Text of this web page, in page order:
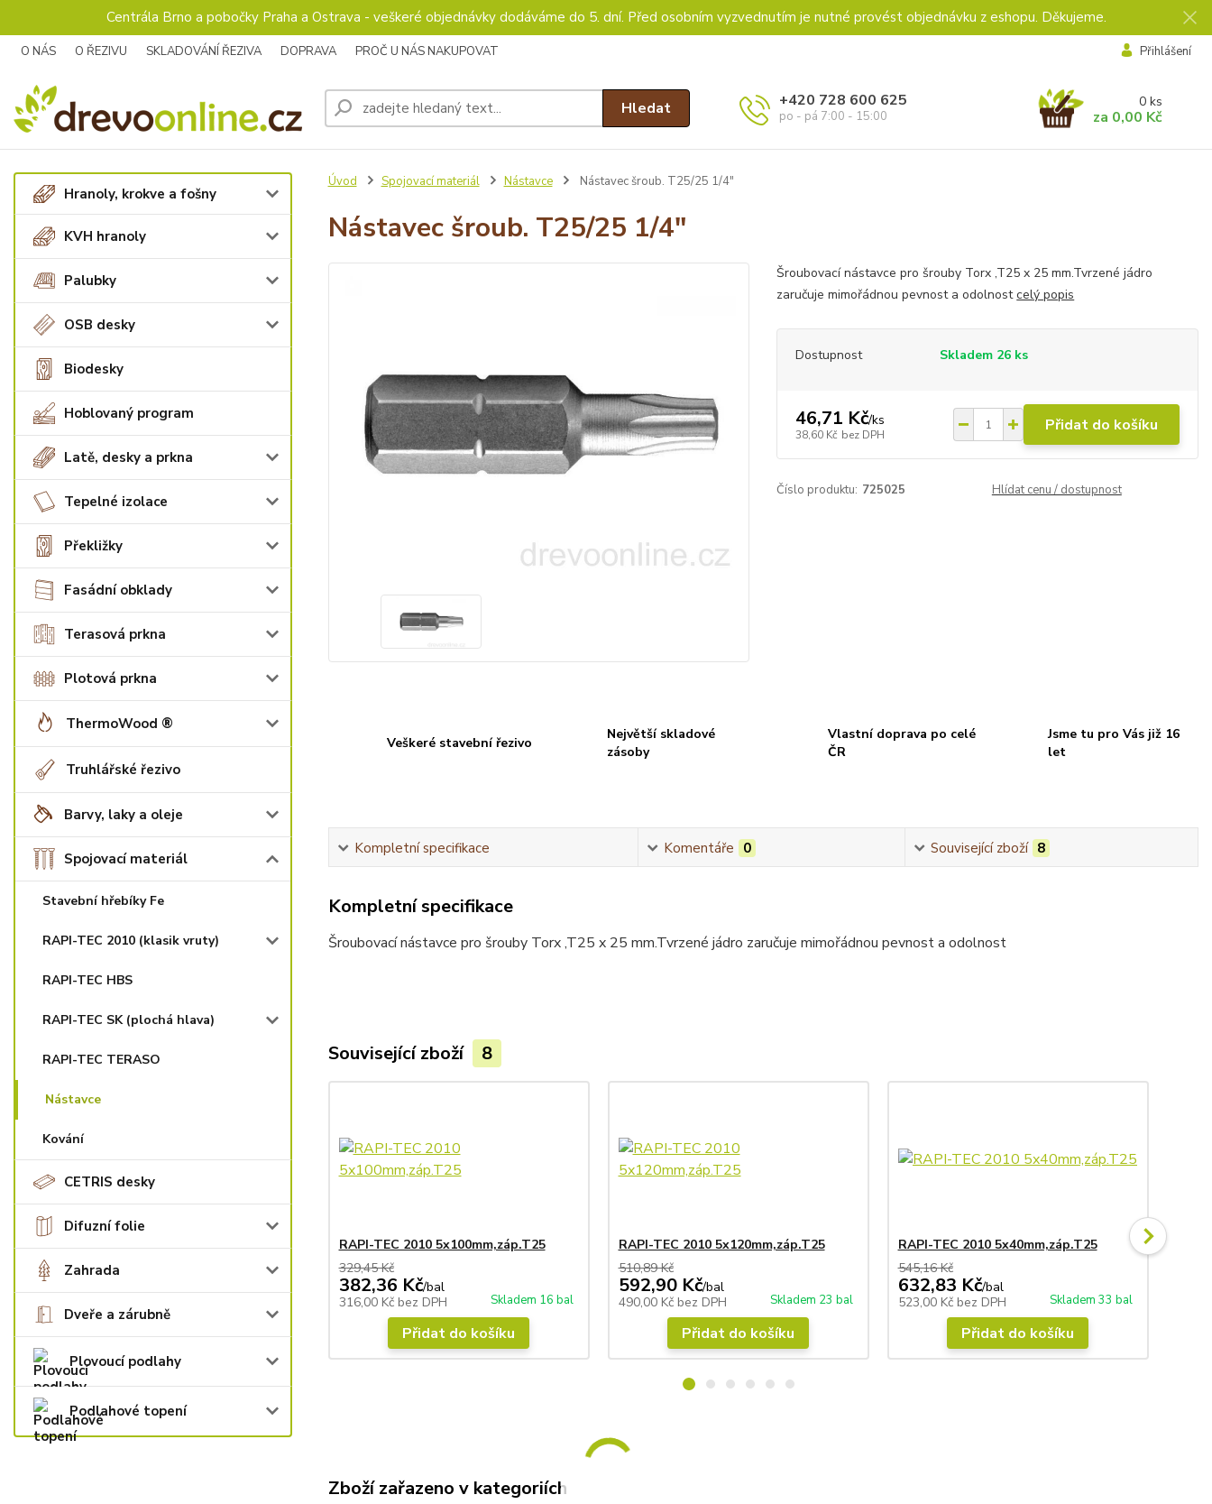
Centrála Brno a pobočky Praha a Ostrava - veškeré objednávky dodáváme do 5. dní. Před osobním vyzvednutím je nutné provést objednávku z eshopu. Děkujeme.
O NÁS O ŘEZIVU SKLADOVÁNÍ ŘEZIVA DOPRAVA PROČ U NÁS NAKUPOVAT Přihlášení
Hledat +420 728 600 625
po - pá 7:00 - 15:00
0 ks
za 0,00 Kč
Hranoly, krokve a fošny
KVH hranoly
Palubky
OSB desky
Biodesky
Hoblovaný program
Latě, desky a prkna
Tepelné izolace
Překližky
Fasádní obklady
Terasová prkna
Plotová prkna
ThermoWood ®
Truhlářské řezivo
Barvy, laky a oleje
Spojovací materiál
Stavební hřebíky Fe
RAPI-TEC 2010 (klasik vruty)
RAPI-TEC HBS
RAPI-TEC SK (plochá hlava)
RAPI-TEC TERASO
Nástavce
Kování
CETRIS desky
Difuzní folie
Zahrada
Dveře a zárubně
Plovoucí podlahy
Podlahové topení
Úvod Spojovací materiál Nástavce Nástavec šroub. T25/25 1/4"
Nástavec šroub. T25/25 1/4"
Šroubovací nástavce pro šrouby Torx ,T25 x 25 mm.Tvrzené jádro
zaručuje mimořádnou pevnost a odolnostcelý popis
Dostupnost Skladem 26 ks
46,71 Kč/ks
38,60 Kč bez DPH Přidat do košíku
Číslo produktu: 725025 Hlídat cenu / dostupnost
Veškeré stavební řezivo
Největší skladové
zásoby
Vlastní doprava po celé
ČR
Jsme tu pro Vás již 16
let
Kompletní specifikace Komentáře 0 Související zboží 8
Kompletní specifikace
Šroubovací nástavce pro šrouby Torx ,T25 x 25 mm.Tvrzené jádro zaručuje mimořádnou pevnost a odolnost
Související zboží 8
RAPI-TEC 2010 5x100mm,záp.T25
329,45 Kč
382,36 Kč/bal
316,00 Kč bez DPH Skladem 16 bal
Přidat do košíku
RAPI-TEC 2010 5x120mm,záp.T25
510,89 Kč
592,90 Kč/bal
490,00 Kč bez DPH Skladem 23 bal
Přidat do košíku
RAPI-TEC 2010 5x40mm,záp.T25
545,16 Kč
632,83 Kč/bal
523,00 Kč bez DPH Skladem 33 bal
Přidat do košíku
Zboží zařazeno v kategoriích